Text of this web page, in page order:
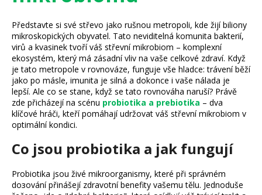
Představte si své střevo jako rušnou metropoli, kde žijí biliony
mikroskopických obyvatel. Tato neviditelná komunita bakterií,
virů a kvasinek tvoří váš střevní mikrobiom – komplexní
ekosystém, který má zásadní vliv na vaše celkové zdraví. Když
je tato metropole v rovnováze, funguje vše hladce: trávení běží
jako po másle, imunita je silná a dokonce i vaše nálada je
lepší. Ale co se stane, když se tato rovnováha naruší? Právě
zde přicházejí na scénu probiotika a prebiotika – dva
klíčové hráči, kteří pomáhají udržovat váš střevní mikrobiom v
optimální kondici.
Co jsou probiotika a jak fungují
Probiotika jsou živé mikroorganismy, které při správném
dозování přinášejí zdravotní benefity vašemu tělu. Jednoduše
t
ř
e
b
u
j
e
t
e
n
a
j
í